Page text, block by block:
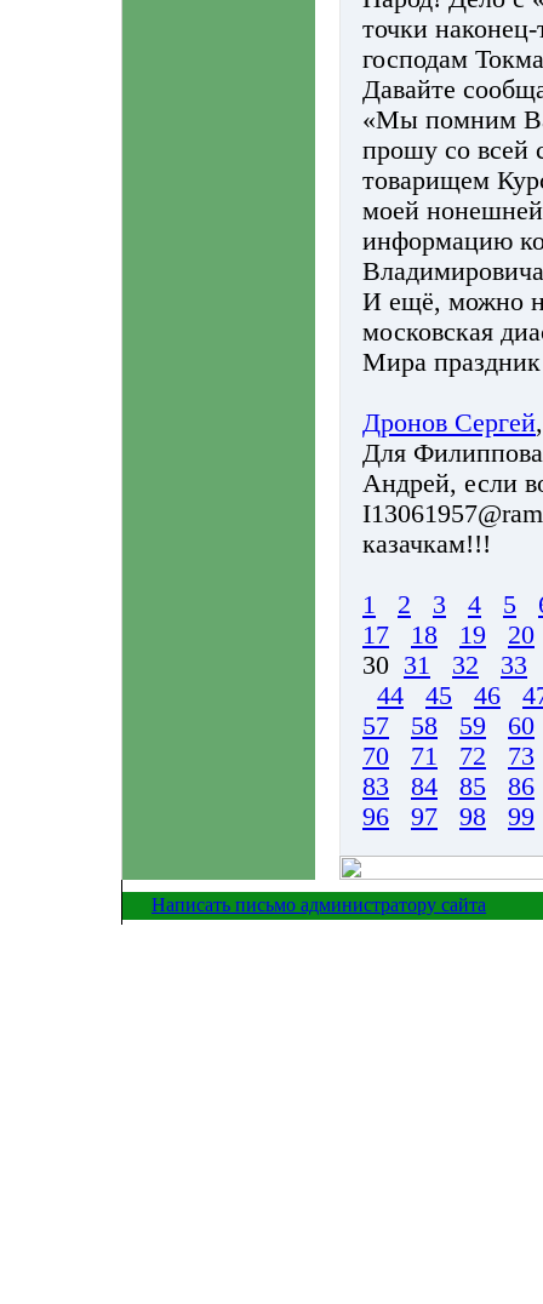
точки
господам
Давайте
«Мы помним
прошу со всей
товарищем
моей
информацию
И ещё, можно
московская
Мира праздник
Дронов Сергей
Для
Андрей, если
казачкам!!!
1 2 3 4 5
17
18 19
20
30 31 32
33
44
45 46
57
58 59
60
70
71 72
73
83
84 85
86
96
97 98 99
Написать письмо администратору сайта